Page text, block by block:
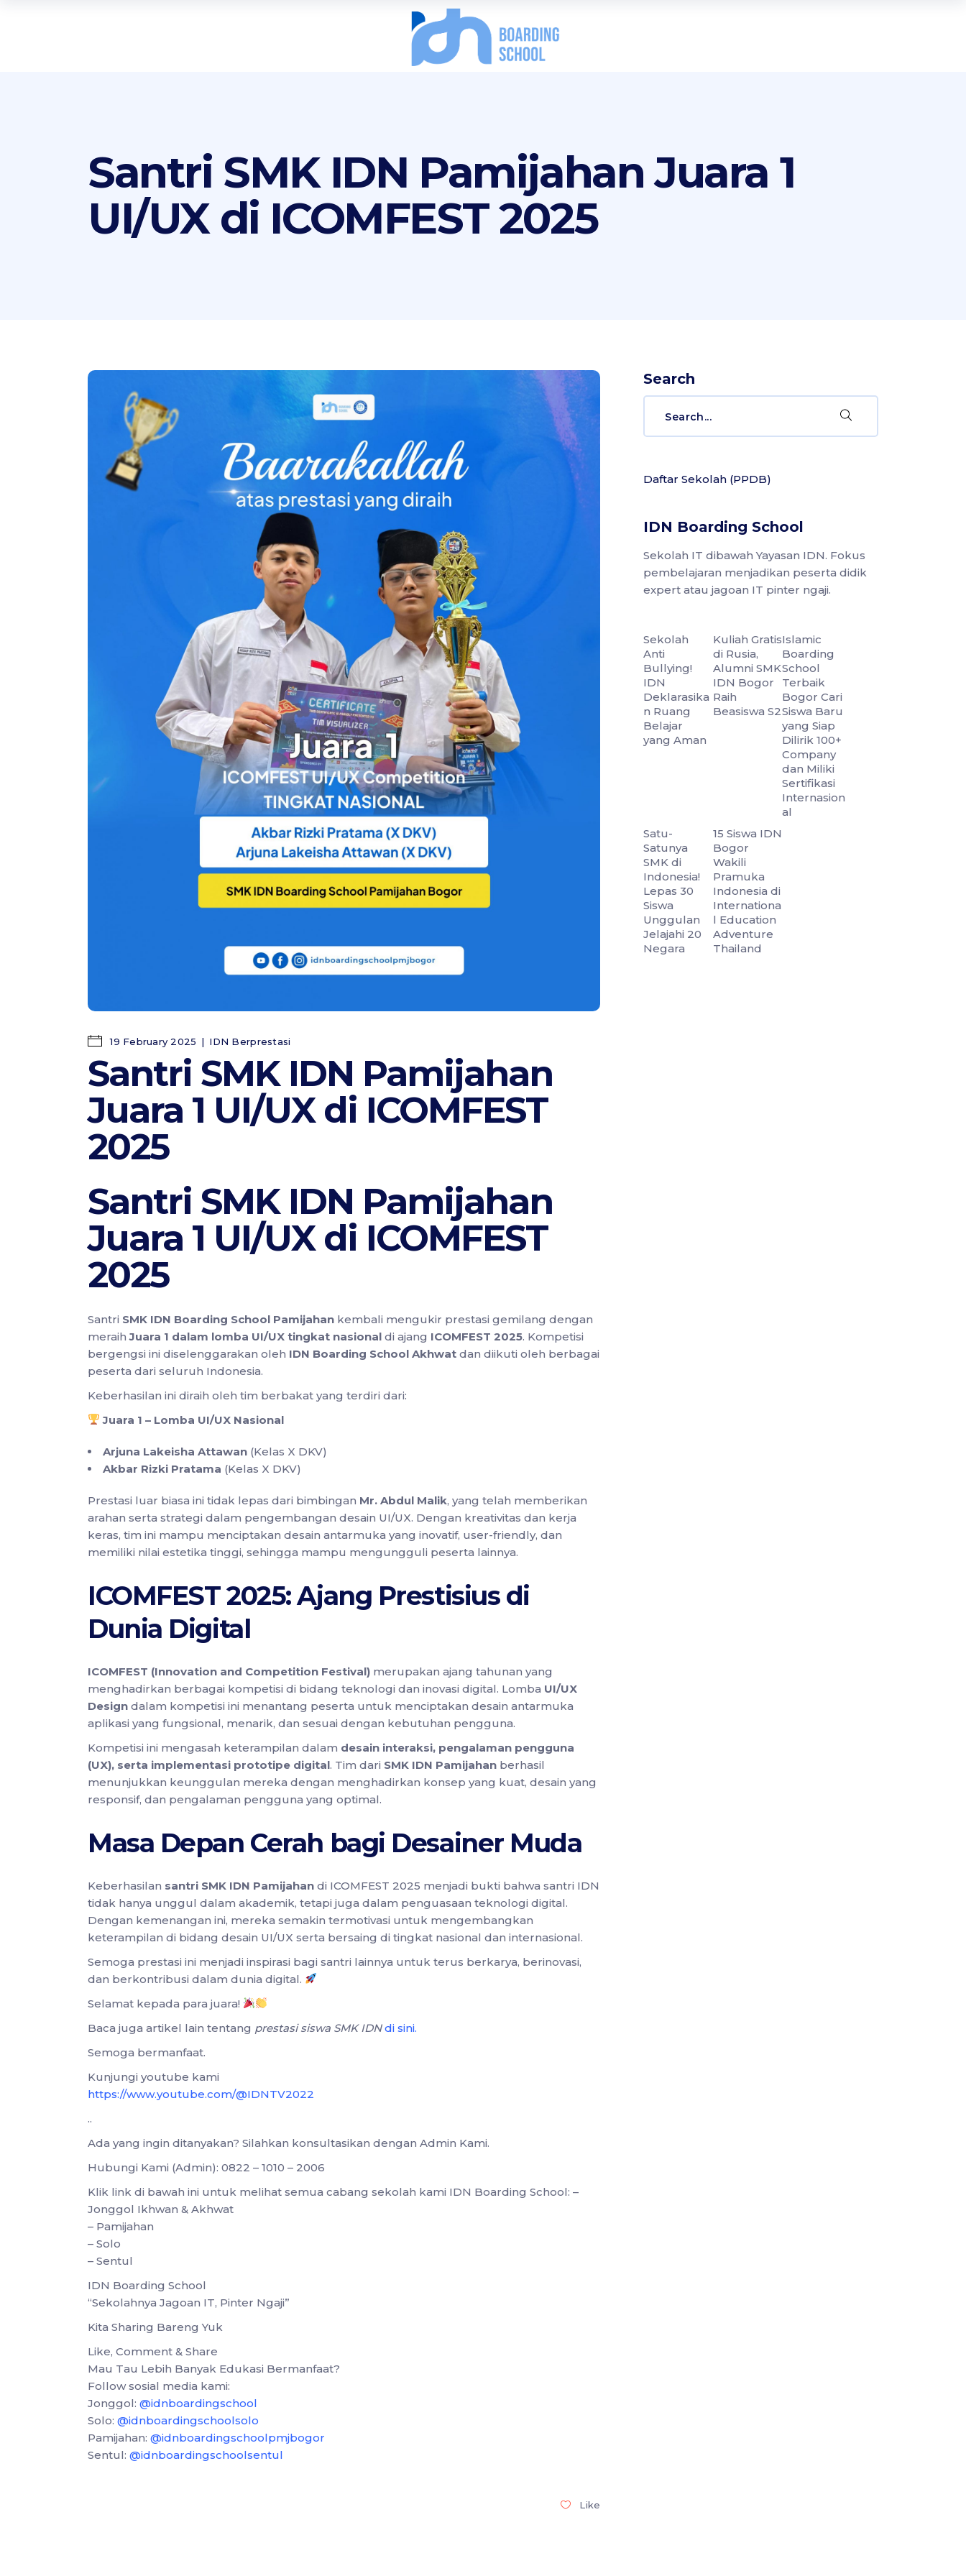
Santri SMK IDN Pamijahan Juara 1
UI/UX di ICOMFEST 2025
19 February 2025 IDN Berprestasi
Santri SMK IDN Pamijahan
Juara 1 UI/UX di ICOMFEST
2025
Santri SMK IDN Pamijahan
Juara 1 UI/UX di ICOMFEST
2025
Santri SMK IDN Boarding School Pamijahan kembali mengukir prestasi gemilang dengan
meraihJuara 1 dalam lomba UI/UX tingkat nasional di ajang ICOMFEST 2025. Kompetisi
bergengsi ini diselenggarakan oleh IDN Boarding School Akhwat dan diikuti oleh berbagai
peserta dari seluruh Indonesia.
Keberhasilan ini diraih oleh tim berbakat yang terdiri dari:
Juara 1 – Lomba UI/UX Nasional
Arjuna Lakeisha Attawan (Kelas X DKV)
Akbar Rizki Pratama (Kelas X DKV)
Prestasi luar biasa ini tidak lepas dari bimbingan Mr. Abdul Malik, yang telah memberikan
arahan serta strategi dalam pengembangan desain UI/UX. Dengan kreativitas dan kerja
keras, tim ini mampu menciptakan desain antarmuka yang inovatif, user-friendly, dan
memiliki nilai estetika tinggi, sehingga mampu mengungguli peserta lainnya.
ICOMFEST 2025: Ajang Prestisius di
Dunia Digital
ICOMFEST (Innovation and Competition Festival) merupakan ajang tahunan yang
menghadirkan berbagai kompetisi di bidang teknologi dan inovasi digital. Lomba UI/UX
Design dalam kompetisi ini menantang peserta untuk menciptakan desain antarmuka
aplikasi yang fungsional, menarik, dan sesuai dengan kebutuhan pengguna.
Kompetisi ini mengasah keterampilan dalam desain interaksi, pengalaman pengguna
(UX), serta implementasi prototipe digital. Tim dari SMK IDN Pamijahan berhasil
menunjukkan keunggulan mereka dengan menghadirkan konsep yang kuat, desain yang
responsif, dan pengalaman pengguna yang optimal.
Masa Depan Cerah bagi Desainer Muda
Keberhasilan santri SMK IDN Pamijahan di ICOMFEST 2025 menjadi bukti bahwa santri IDN
tidak hanya unggul dalam akademik, tetapi juga dalam penguasaan teknologi digital.
Dengan kemenangan ini, mereka semakin termotivasi untuk mengembangkan
keterampilan di bidang desain UI/UX serta bersaing di tingkat nasional dan internasional.
Semoga prestasi ini menjadi inspirasi bagi santri lainnya untuk terus berkarya, berinovasi,
dan berkontribusi dalam dunia digital.
Selamat kepada para juara!
Baca juga artikel lain tentang prestasi siswa SMK IDN di sini.
Semoga bermanfaat.
Kunjungi youtube kami
https://www.youtube.com/@IDNTV2022
..
Ada yang ingin ditanyakan? Silahkan konsultasikan dengan Admin Kami.
Hubungi Kami (Admin): 0822 – 1010 – 2006
Klik link di bawah ini untuk melihat semua cabang sekolah kami IDN Boarding School: –
Jonggol Ikhwan & Akhwat
– Pamijahan
– Solo
– Sentul
IDN Boarding School
“Sekolahnya Jagoan IT, Pinter Ngaji”
Kita Sharing Bareng Yuk
Like, Comment & Share
Mau Tau Lebih Banyak Edukasi Bermanfaat?
Follow sosial media kami:
Jonggol: @idnboardingschool
Solo: @idnboardingschoolsolo
Pamijahan: @idnboardingschoolpmjbogor
Sentul: @idnboardingschoolsentul
Like
Search
Daftar Sekolah (PPDB)
IDN Boarding School
Sekolah IT dibawah Yayasan IDN. Fokus
pembelajaran menjadikan peserta didik
expert atau jagoan IT pinter ngaji.
Sekolah
Anti
Bullying!
IDN
Deklarasika
n Ruang
Belajar
yang Aman
Kuliah Gratis
di Rusia,
Alumni SMK
IDN Bogor
Raih
Beasiswa S2
Islamic
Boarding
School
Terbaik
Bogor Cari
Siswa Baru
yang Siap
Dilirik 100+
Company
dan Miliki
Sertifikasi
Internasion
al
Satu-
Satunya
SMK di
Indonesia!
Lepas 30
Siswa
Unggulan
Jelajahi 20
Negara
15 Siswa IDN
Bogor
Wakili
Pramuka
Indonesia di
Internationa
l Education
Adventure
Thailand